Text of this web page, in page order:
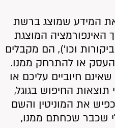
המידע שמוצג ברשת
האינפורמציה המוצגת
וכו’), הם מקבלים
או להתרחק ממנו.
חיוביים עליכם או
החיפוש בגוגל,
את המוניטין והשם
שכבר שכחתם ממנו,